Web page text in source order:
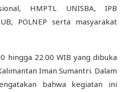
HMPTL UNISBA, IPB
POLNEP serta masyarakat
hingga 22.00 WIB yang dibuka
Iman Sumantri. Dalam
bahwa kegiatan ini